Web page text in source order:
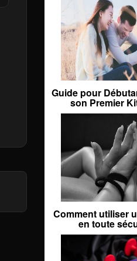
Guide pour
son Premier
Comment utiliser
en toute